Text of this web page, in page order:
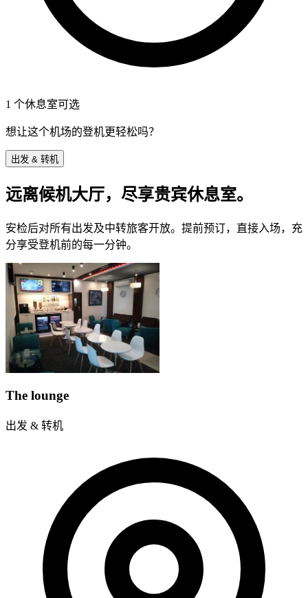
1 个休息室可选
想让这个机场的登机更轻松吗？
出发 & 转机
远离候机大厅，尽享贵宾休息室。
安检后对所有出发及中转旅客开放。提前预订，直接入场，充
分享受登机前的每一分钟。
The lounge
出发 & 转机